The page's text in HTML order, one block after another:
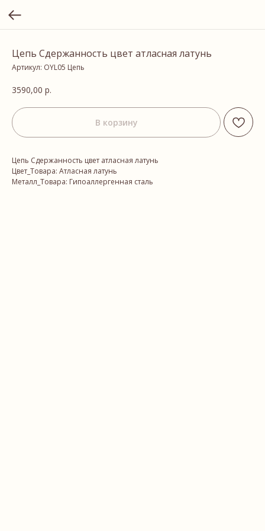
Цепь Сдержанность цвет атласная латунь
Артикул: OYL05 Цепь
3590,00 р.
В корзину
Цепь Сдержанность цвет атласная латунь
Цвет_Товара: Атласная латунь
Металл_Товара: Гипоаллергенная сталь